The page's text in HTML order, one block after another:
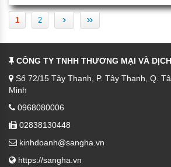
1 2 › »
CÔNG TY TNHH THƯƠNG MẠI VÀ
Số 72/15 Tây Thạnh, P. Tây Thạnh, Q.
Minh
0968080006
02838130448
kinhdoanh@sangha.vn
https://sangha.vn